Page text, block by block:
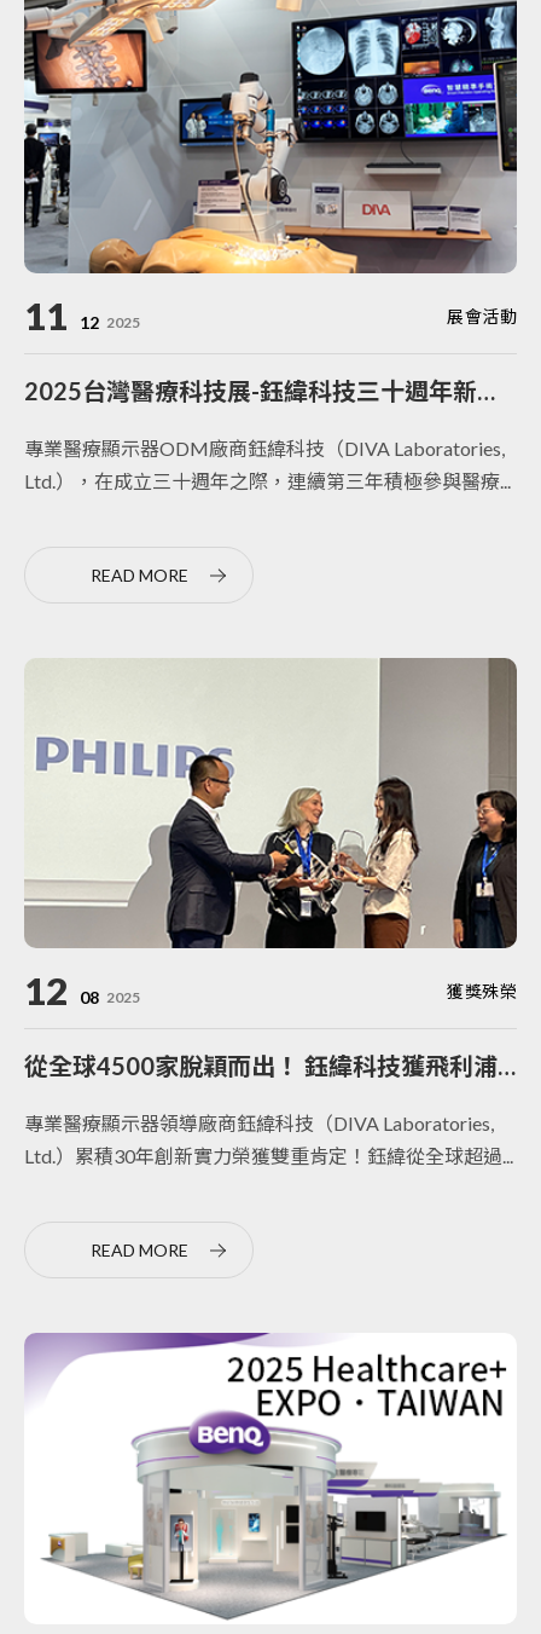
11 12 2025 展會活動
2025台灣醫療科技展-鈺緯科技三十週年新一代旗艦機種成果展示
專業醫療顯示器ODM廠商鈺緯科技（DIVA Laboratories,
Ltd.），在成立三十週年之際，連續第三年積極參與醫療...
READ MORE
12 08 2025 獲獎殊榮
從全球4500家脫穎而出！ 鈺緯科技獲飛利浦全球供應商創新大獎
專業醫療顯示器領導廠商鈺緯科技（DIVA Laboratories,
Ltd.）累積30年創新實力榮獲雙重肯定！鈺緯從全球超過...
READ MORE